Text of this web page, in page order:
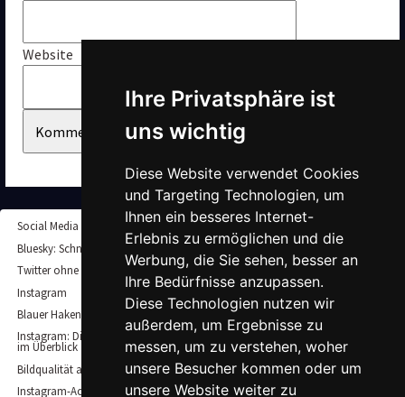
Ihre Privatsphäre ist
uns wichtig
Diese Website verwendet Cookies
und Targeting Technologien, um
Ihnen ein besseres Internet-
Erlebnis zu ermöglichen und die
Werbung, die Sie sehen, besser an
Ihre Bedürfnisse anzupassen.
Diese Technologien nutzen wir
außerdem, um Ergebnisse zu
messen, um zu verstehen, woher
unsere Besucher kommen oder um
unsere Website weiter zu
Website
Social Media
Bluesky: Schnell und einfach Accounts finden
Twitter ohne Account nutzen – so klappt es noch immer
Instagram
Blauer Haken bei Instagram: So erhält man den verifizierten Account
Instagram: Die aktuellen Post-Formate und Bildgrößen für Posts und Story
im Überblick
Bildqualität auf Instagram verbessern: Tipps für die optimalen Einstellungen
Instagram-Account löschen oder deaktivieren – so geht’s